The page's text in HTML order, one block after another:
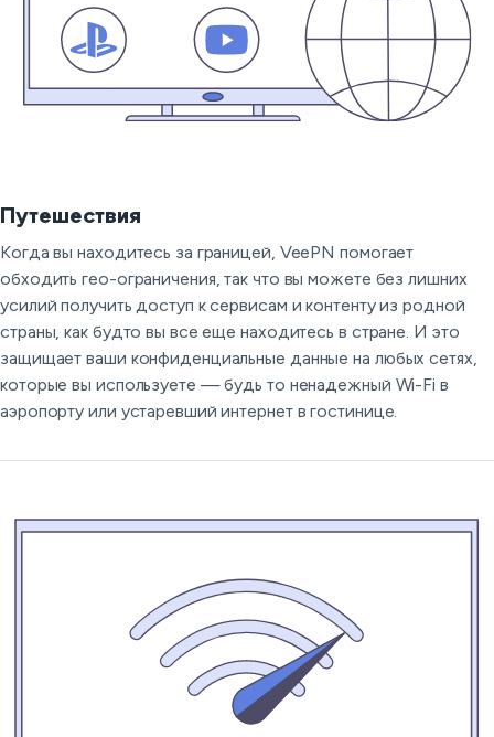
Путешествия
Когда вы находитесь за границей, VeePN помогает
обходить гео-ограничения, так что вы можете без лишних
усилий получить доступ к сервисам и контенту из родной
страны, как будто вы все еще находитесь в стране. И это
защищает ваши конфиденциальные данные на любых сетях,
которые вы используете — будь то ненадежный Wi-Fi в
аэропорту или устаревший интернет в гостинице.